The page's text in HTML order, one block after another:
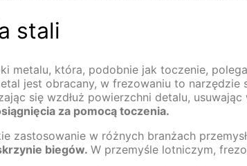
stali
metalu, która, podobnie jak toczenie,
jest obracany, w frezowaniu to
się wzdłuż powierzchni detalu,
za pomocą toczenia.
zastosowanie w różnych branżach
biegów. W przemyśle lotniczym,